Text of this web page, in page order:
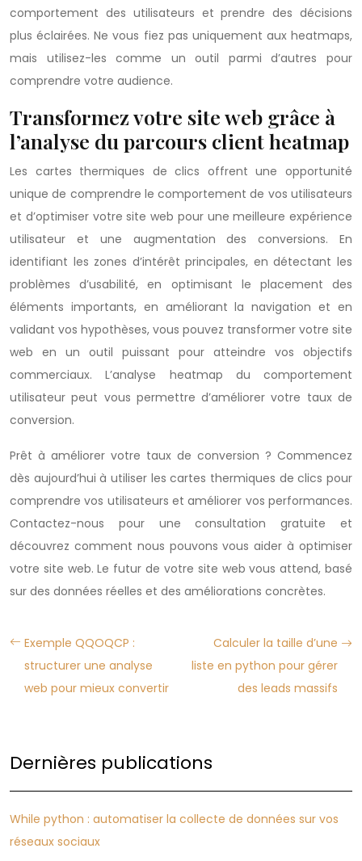
comportement des utilisateurs et prendre des décisions
plus éclairées. Ne vous fiez pas uniquement aux heatmaps,
mais utilisez-les comme un outil parmi d’autres pour
comprendre votre audience.
Transformez votre site web grâce à
l’analyse du parcours client heatmap
Les cartes thermiques de clics offrent une opportunité
unique de comprendre le comportement de vos utilisateurs
et d’optimiser votre site web pour une meilleure expérience
utilisateur et une augmentation des conversions. En
identifiant les zones d’intérêt principales, en détectant les
problèmes d’usabilité, en optimisant le placement des
éléments importants, en améliorant la navigation et en
validant vos hypothèses, vous pouvez transformer votre site
web en un outil puissant pour atteindre vos objectifs
commerciaux. L’analyse heatmap du comportement
utilisateur peut vous permettre d’améliorer votre taux de
conversion.
Prêt à améliorer votre taux de conversion ? Commencez
dès aujourd’hui à utiliser les cartes thermiques de clics pour
comprendre vos utilisateurs et améliorer vos performances.
Contactez-nous pour une consultation gratuite et
découvrez comment nous pouvons vous aider à optimiser
votre site web. Le futur de votre site web vous attend, basé
sur des données réelles et des améliorations concrètes.
Exemple QQOQCP :
structurer une analyse
web pour mieux convertir
Calculer la taille d’une
liste en python pour gérer
des leads massifs
Dernières publications
While python : automatiser la collecte de données sur vos
réseaux sociaux